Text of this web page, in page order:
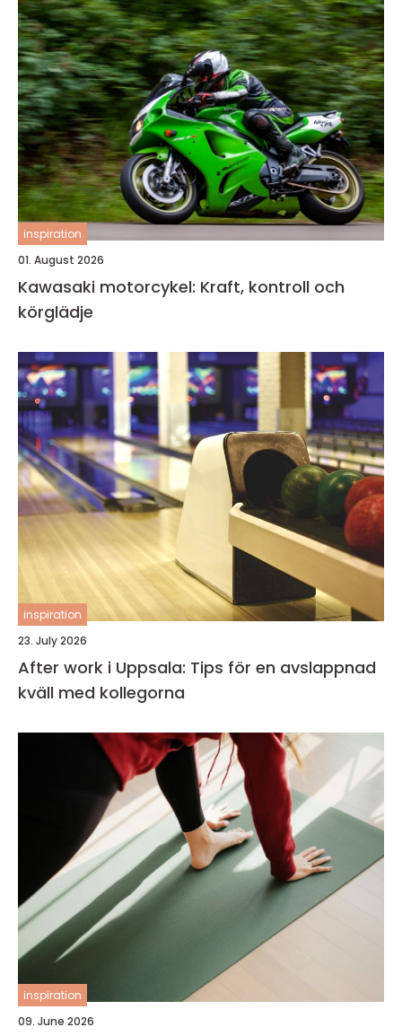
inspiration
01. August 2026
Kawasaki motorcykel: Kraft, kontroll och
körglädje
inspiration
23. July 2026
After work i Uppsala: Tips för en avslappnad
kväll med kollegorna
inspiration
09. June 2026